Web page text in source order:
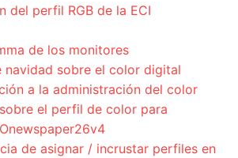
del perfil RGB de la ECI
de los monitores
navidad sobre el color digital
a la administración del color
el perfil de color para
de asignar / incrustar perfiles en